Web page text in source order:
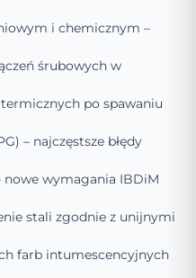
i chemicznym –
śrubowych w
po spawaniu
– najczęstsze błędy
wymagania IBDiM
stali zgodnie z unijnymi
farb intumescencyjnych